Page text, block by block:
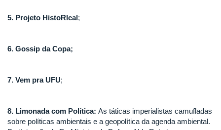
5. Projeto HistoRIcal;
6. Gossip da Copa;
7. Vem pra UFU;
8. Limonada com Política: As táticas imperialistas camufladas
sobre políticas ambientais e a geopolítica da agenda ambiental.